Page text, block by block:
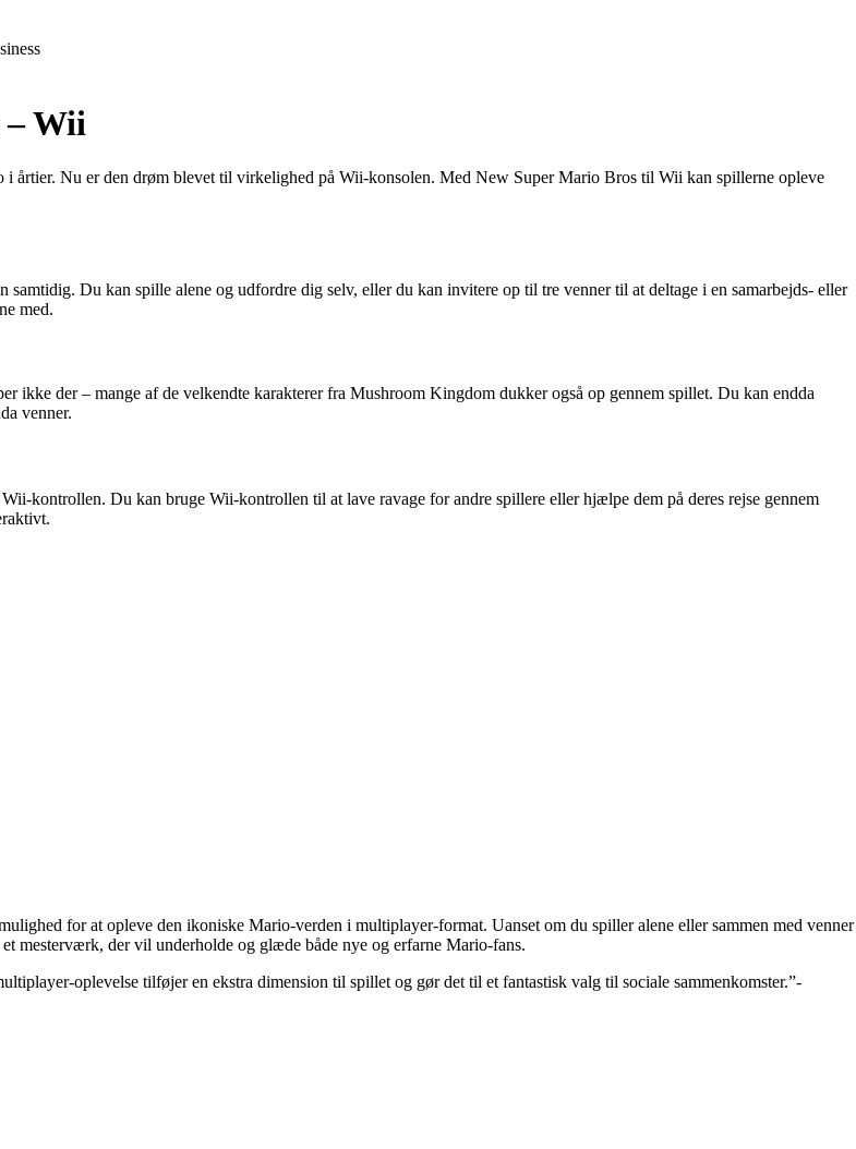
– Wii
årtier. Nu er den drøm blevet til virkelighed på Wii-konsolen. Med New Super Mario Bros til Wii kan spillerne opleve
Du kan spille alene og udfordre dig selv, eller du kan invitere op til tre venner til at deltage i en samarbejds- eller
med.
ikke der – mange af de velkendte karakterer fra Mushroom Kingdom dukker også op gennem spillet. Du kan endda
venner.
kontrollen. Du kan bruge Wii-kontrollen til at lave ravage for andre spillere eller hjælpe dem på deres rejse gennem
for at opleve den ikoniske Mario-verden i multiplayer-format. Uanset om du spiller alene eller sammen med venner
mesterværk, der vil underholde og glæde både nye og erfarne Mario-fans.
oplevelse tilføjer en ekstra dimension til spillet og gør det til et fantastisk valg til sociale sammenkomster.”-